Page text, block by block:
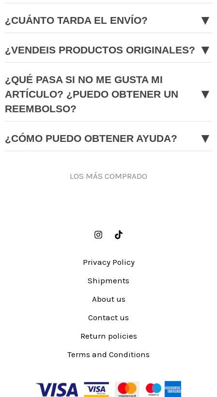
¿CUÁNTO TARDA EL ENVÍO? ▼
¿VENDEIS PRODUCTOS ORIGINALES? ▼
¿QUÉ PASA SI NO ME GUSTA MI
ARTÍCULO? ¿PUEDO OBTENER UN
REEMBOLSO?
▼
¿CÓMO PUEDO OBTENER AYUDA? ▼
LOS MÁS COMPRADO
Privacy Policy
Shipments
About us
Contact us
Return policies
Terms and Conditions